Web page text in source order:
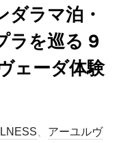
ラマ泊・
ラを巡る 9
ェーダ体験
アーユルヴ